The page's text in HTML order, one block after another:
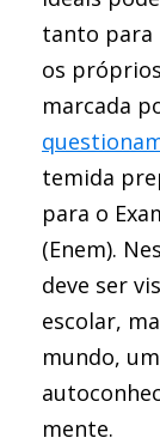
tanto para
os
marcada
temida
para o
(Enem).
deve ser
escolar,
mundo,
mente.